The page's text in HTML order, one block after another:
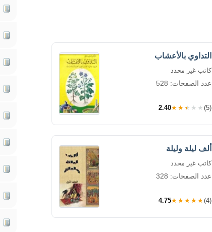
التداوي بالأعشاب
كاتب غير محدد
عدد الصفحات: 528
2.40★★★★★ (5)
ألف ليلة وليلة
كاتب غير محدد
عدد الصفحات: 328
4.75★★★★★ (4)